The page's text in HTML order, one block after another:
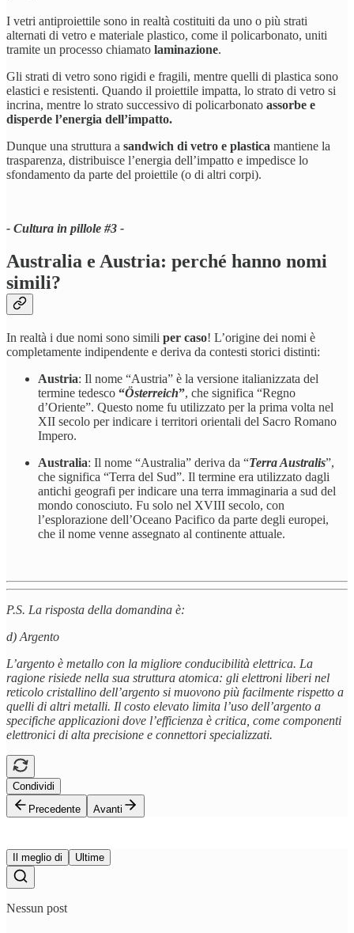
I vetri antiproiettile sono in realtà costituiti da uno o più strati
alternati di vetro e materiale plastico, come il policarbonato, uniti
tramite un processo chiamato laminazione.
Gli strati di vetro sono rigidi e fragili, mentre quelli di plastica sono
elastici e resistenti. Quando il proiettile impatta, lo strato di vetro si
incrina, mentre lo strato successivo di policarbonato assorbe e
disperde l’energia dell’impatto.
Dunque una struttura a sandwich di vetro e plastica mantiene la
trasparenza, distribuisce l’energia dell’impatto e impedisce lo
sfondamento da parte del proiettile (o di altri corpi).
- Cultura in pillole #3 -
Australia e Austria: perché hanno nomi
simili?
In realtà i due nomi sono simili per caso! L’origine dei nomi è
completamente indipendente e deriva da contesti storici distinti:
Austria: Il nome “Austria” è la versione italianizzata del
termine tedesco “Österreich”, che significa “Regno
d’Oriente”. Questo nome fu utilizzato per la prima volta nel
XII secolo per indicare i territori orientali del Sacro Romano
Impero.
Australia: Il nome “Australia” deriva da “Terra Australis”,
che significa “Terra del Sud”. Il termine era utilizzato dagli
antichi geografi per indicare una terra immaginaria a sud del
mondo conosciuto. Fu solo nel XVIII secolo, con
l’esplorazione dell’Oceano Pacifico da parte degli europei,
che il nome venne assegnato al continente attuale.
P.S. La risposta della domandina è:
d) Argento
L’argento è metallo con la migliore conducibilità elettrica. La
ragione risiede nella sua struttura atomica: gli elettroni liberi nel
reticolo cristallino dell’argento si muovono più facilmente rispetto a
quelli di altri metalli. Il costo elevato limita l’uso dell’argento a
specifiche applicazioni dove l’efficienza è critica, come componenti
elettronici di alta precisione e connettori specializzati.
Condividi
Precedente
Avanti
Il meglio di Ultime
Nessun post